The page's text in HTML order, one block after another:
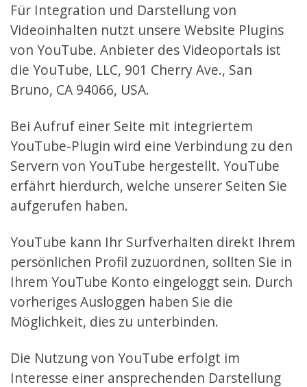
Für Integration und Darstellung von
Videoinhalten nutzt unsere Website Plugins
von YouTube. Anbieter des Videoportals ist
die YouTube, LLC, 901 Cherry Ave., San
Bruno, CA 94066, USA.
Bei Aufruf einer Seite mit integriertem
YouTube-Plugin wird eine Verbindung zu den
Servern von YouTube hergestellt. YouTube
erfährt hierdurch, welche unserer Seiten Sie
aufgerufen haben.
YouTube kann Ihr Surfverhalten direkt Ihrem
persönlichen Profil zuzuordnen, sollten Sie in
Ihrem YouTube Konto eingeloggt sein. Durch
vorheriges Ausloggen haben Sie die
Möglichkeit, dies zu unterbinden.
Die Nutzung von YouTube erfolgt im
Interesse einer ansprechenden Darstellung